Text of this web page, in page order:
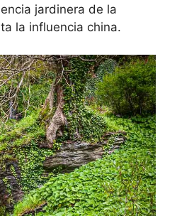
jardinera de la
la influencia china.